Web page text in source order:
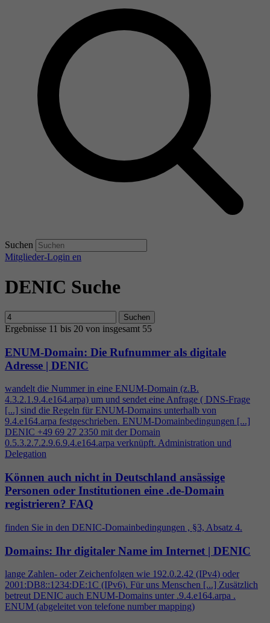
Suchen
Mitglieder-Login en
DENIC Suche
Suchen
Ergebnisse 11 bis 20 von insgesamt 55
ENUM-Domain: Die Rufnummer als digitale
Adresse | DENIC
wandelt die Nummer in eine ENUM-Domain (z.B.
4.3.2.1.9.4.e164.arpa) um und sendet eine Anfrage ( DNS-Frage
[...] sind die Regeln für ENUM-Domains unterhalb von
9.4.e164.arpa festgeschrieben. ENUM-Domainbedingungen [...]
DENIC +49 69 27 2350 mit der Domain
0.5.3.2.7.2.9.6.9.4.e164.arpa verknüpft. Administration und
Delegation
Können auch nicht in Deutschland ansässige
Personen oder Institutionen eine .de-Domain
registrieren? FAQ
finden Sie in den DENIC-Domainbedingungen , §3, Absatz 4.
Domains: Ihr digitaler Name im Internet | DENIC
lange Zahlen- oder Zeichenfolgen wie 192.0.2.42 (IPv4) oder
2001:DB8::1234:DE:1C (IPv6). Für uns Menschen [...] Zusätzlich
betreut DENIC auch ENUM-Domains unter .9.4.e164.arpa .
ENUM (abgeleitet von telefone number mapping)